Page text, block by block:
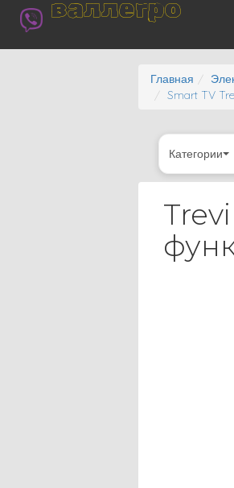
валлегро
Главная
Smart TV
Категории